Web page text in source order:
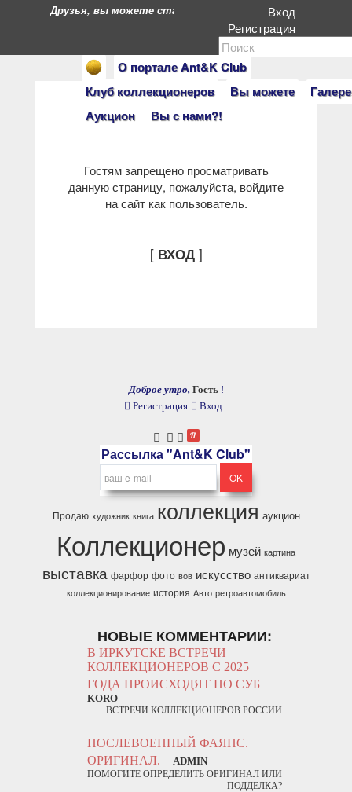
О портале Ant&K Club
Клуб коллекционеров
Вы можете
Аукцион
Вы с нами?!
Друзья, вы можете стать героями нашего портала.
Вход
Регистрация
Гостям запрещено просматривать
данную страницу, пожалуйста, войдите
на сайт как пользователь.
[ ВХОД]
Доброе утро, Гость !
Регистрация
Вход
Рассылка "Ant&K Club"
Продаю художник книга коллекция аукцион
Коллекционер музей картина
выставка фарфор фото вов искусство антиквариат
коллекционирование история Авто ретроавтомобиль
НОВЫЕ КОММЕНТАРИИ:
В ИРКУТСКЕ ВСТРЕЧИ
КОЛЛЕКЦИОНЕРОВ С 2025
ГОДА ПРОИСХОДЯТ ПО СУБ
KORO
ВСТРЕЧИ КОЛЛЕКЦИОНЕРОВ РОССИИ
ПОСЛЕВОЕННЫЙ ФАЯНС.
ОРИГИНАЛ.
ADMIN
ПОМОГИТЕ ОПРЕДЕЛИТЬ ОРИГИНАЛ ИЛИ
ПОДДЕЛКА?